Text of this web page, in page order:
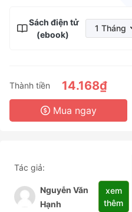
Sách điện tử
(ebook)
1 Tháng
6 Tháng
3 Năm
Thành tiền 14.168₫
Mua ngay
Tác giả:
Nguyễn Văn
Hạnh
xem
thêm